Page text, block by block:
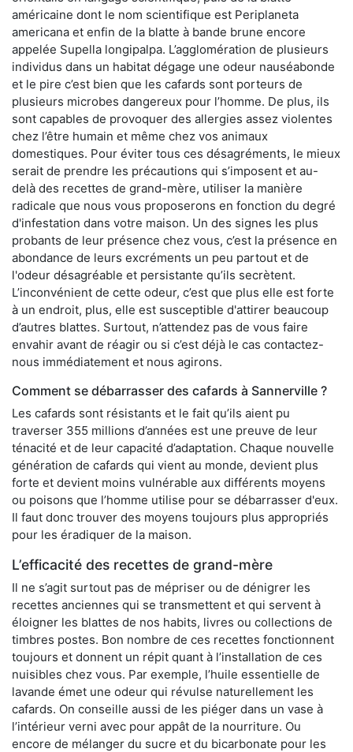
américaine dont le nom scientifique est Periplaneta
americana et enfin de la blatte à bande brune encore
appelée Supella longipalpa. L’agglomération de plusieurs
individus dans un habitat dégage une odeur nauséabonde
et le pire c’est bien que les cafards sont porteurs de
plusieurs microbes dangereux pour l’homme. De plus, ils
sont capables de provoquer des allergies assez violentes
chez l’être humain et même chez vos animaux
domestiques. Pour éviter tous ces désagréments, le mieux
serait de prendre les précautions qui s’imposent et au-
delà des recettes de grand-mère, utiliser la manière
radicale que nous vous proposerons en fonction du degré
d'infestation dans votre maison. Un des signes les plus
probants de leur présence chez vous, c’est la présence en
abondance de leurs excréments un peu partout et de
l'odeur désagréable et persistante qu’ils secrètent.
L’inconvénient de cette odeur, c’est que plus elle est forte
à un endroit, plus, elle est susceptible d'attirer beaucoup
d’autres blattes. Surtout, n’attendez pas de vous faire
envahir avant de réagir ou si c’est déjà le cas contactez-
nous immédiatement et nous agirons.
Comment se débarrasser des cafards à Sannerville ?
Les cafards sont résistants et le fait qu’ils aient pu
traverser 355 millions d’années est une preuve de leur
ténacité et de leur capacité d’adaptation. Chaque nouvelle
génération de cafards qui vient au monde, devient plus
forte et devient moins vulnérable aux différents moyens
ou poisons que l’homme utilise pour se débarrasser d'eux.
Il faut donc trouver des moyens toujours plus appropriés
pour les éradiquer de la maison.
L’efficacité des recettes de grand-mère
Il ne s’agit surtout pas de mépriser ou de dénigrer les
recettes anciennes qui se transmettent et qui servent à
éloigner les blattes de nos habits, livres ou collections de
timbres postes. Bon nombre de ces recettes fonctionnent
toujours et donnent un répit quant à l’installation de ces
nuisibles chez vous. Par exemple, l’huile essentielle de
lavande émet une odeur qui révulse naturellement les
cafards. On conseille aussi de les piéger dans un vase à
l’intérieur verni avec pour appât de la nourriture. Ou
encore de mélanger du sucre et du bicarbonate pour les